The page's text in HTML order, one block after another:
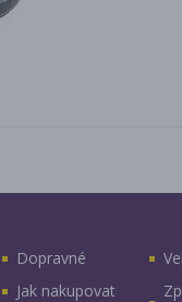
Dopravné
Jak nakupovat